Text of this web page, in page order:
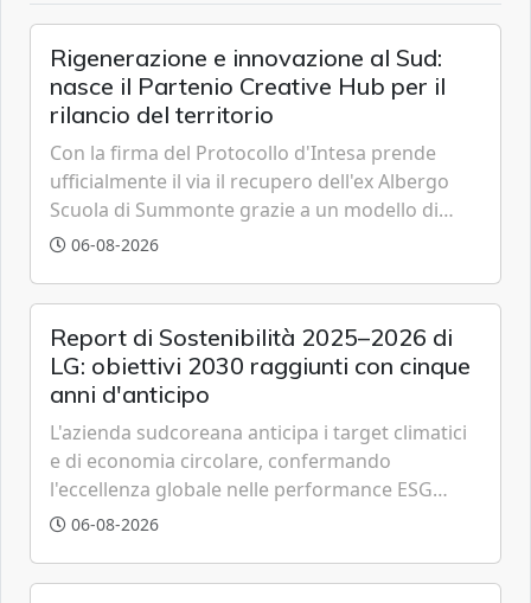
Rigenerazione e innovazione al Sud:
nasce il Partenio Creative Hub per il
rilancio del territorio
Con la firma del Protocollo d'Intesa prende
ufficialmente il via il recupero dell'ex Albergo
Scuola di Summonte grazie a un modello di
partenariato pubblico-privato e a una rete di
06-08-2026
Report di Sostenibilità 2025–2026 di
LG: obiettivi 2030 raggiunti con cinque
anni d'anticipo
L'azienda sudcoreana anticipa i target climatici
e di economia circolare, confermando
l'eccellenza globale nelle performance ESG
grazie a innovazione, accessibilità e governance
06-08-2026